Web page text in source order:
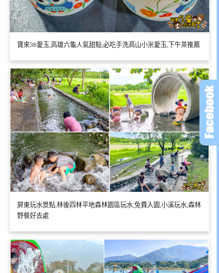
寶來36愛玉,高雄六龜人氣甜點,必吃手洗高山小米愛玉,下午茶推薦
屏東玩水景點,林後四林平地森林園區玩水,免費入園,小溪玩水,森林
野餐好去處